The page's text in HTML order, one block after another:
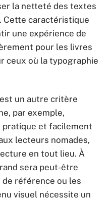
la netteté des textes
Cette caractéristique
une expérience de
pour les livres
ceux où la typographie
un autre critère
par exemple,
pratique et facilement
lecteurs nomades,
en tout lieu. À
sera peut-être
référence ou les
visuel nécessite un